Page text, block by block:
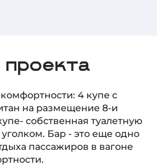
4 купе с
на размещение 8-и
собственная туалетную
Бар - это еще одно
пассажиров в вагоне